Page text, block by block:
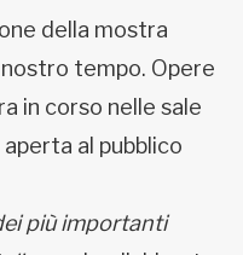
della mostra
nostro tempo. Opere
in corso nelle sale
al pubblico
più importanti